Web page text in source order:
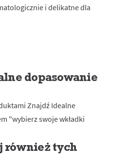
i delikatne dla
dopasowanie
również tych